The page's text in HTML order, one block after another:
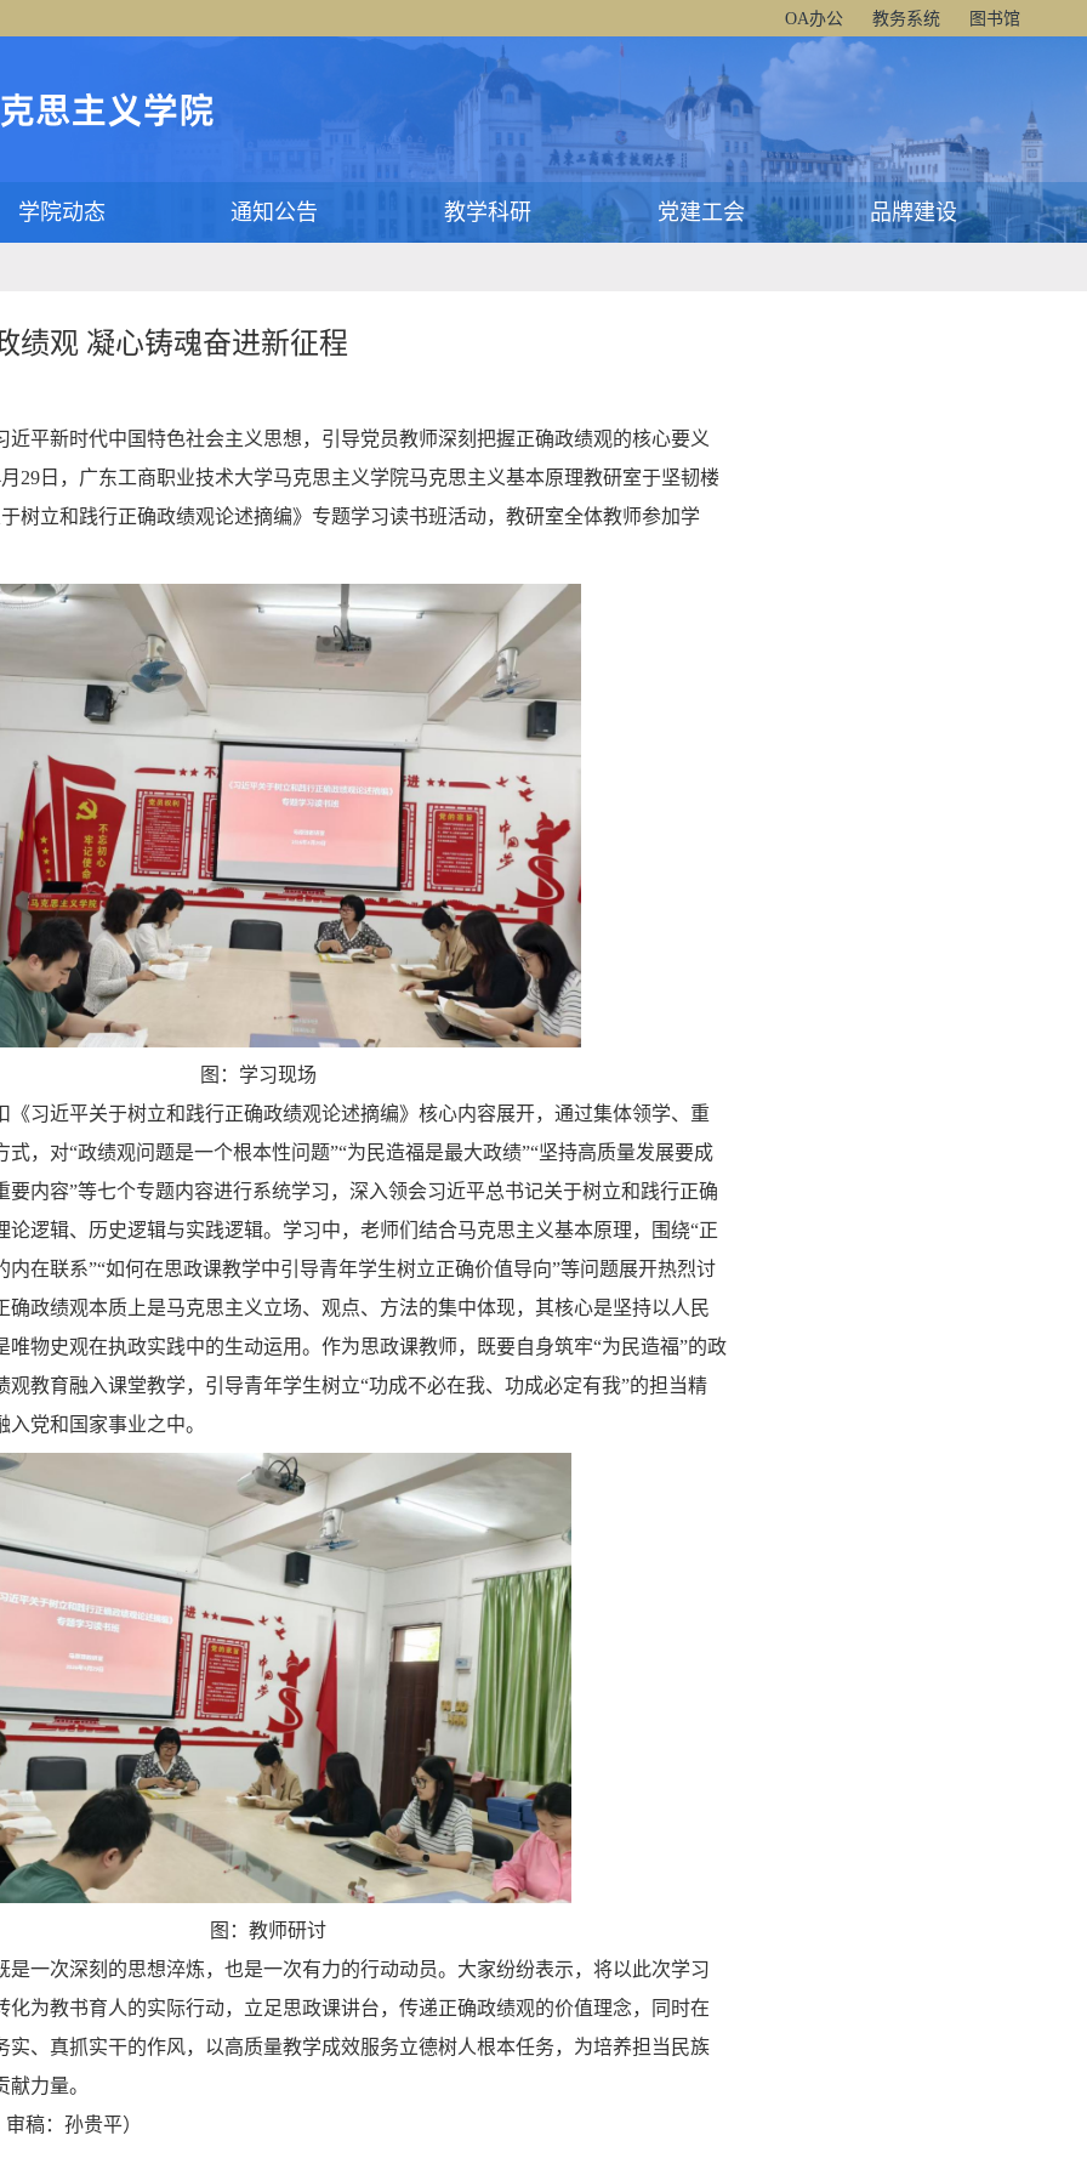
OA办公 教务系统 图书馆
学院动态 通知公告 教学科研 党建工会 品牌建设
绩观 凝心铸魂奋进新征程
近平新时代中国特色社会主义思想，引导党员教师深刻把握正确政绩观的核心要义
29日，广东工商职业技术大学马克思主义学院马克思主义基本原理教研室于坚韧楼
树立和践行正确政绩观论述摘编》专题学习读书班活动，教研室全体教师参加学
学习现场
《习近平关于树立和践行正确政绩观论述摘编》核心内容展开，通过集体领学、重
式，对“政绩观问题是一个根本性问题”“为民造福是最大政绩”“坚持高质量发展要成
要内容”等七个专题内容进行系统学习，深入领会习近平总书记关于树立和践行正确
论逻辑、历史逻辑与实践逻辑。学习中，老师们结合马克思主义基本原理，围绕“正
内在联系”“如何在思政课教学中引导青年学生树立正确价值导向”等问题展开热烈讨
确政绩观本质上是马克思主义立场、观点、方法的集中体现，其核心是坚持以人民
唯物史观在执政实践中的生动运用。作为思政课教师，既要自身筑牢“为民造福”的政
观教育融入课堂教学，引导青年学生树立“功成不必在我、功成必定有我”的担当精
党和国家事业之中。
教师研讨
是一次深刻的思想淬炼，也是一次有力的行动动员。大家纷纷表示，将以此次学习
化为教书育人的实际行动，立足思政课讲台，传递正确政绩观的价值理念，同时在
实、真抓实干的作风，以高质量教学成效服务立德树人根本任务，为培养担当民族
力量。
稿：孙贵平）